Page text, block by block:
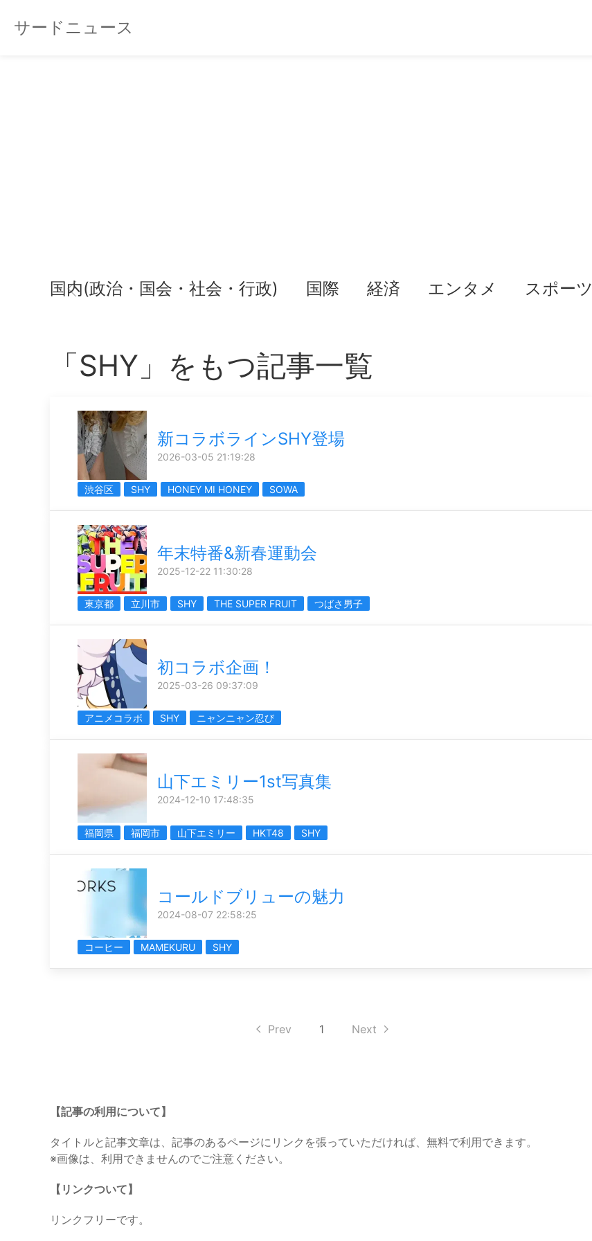
サードニュース
国内(政治・国会・社会・行政) 国際 経済 エンタメ スポーツ
「SHY」をもつ記事一覧
新コラボラインSHY登場
2026-03-05 21:19:28
渋谷区 SHY HONEY MI HONEY SOWA
年末特番&新春運動会
2025-12-22 11:30:28
東京都 立川市 SHY THE SUPER FRUIT つばさ男子
初コラボ企画！
2025-03-26 09:37:09
アニメコラボ SHY ニャンニャン忍び
山下エミリー1st写真集
2024-12-10 17:48:35
福岡県 福岡市 山下エミリー HKT48 SHY
コールドブリューの魅力
2024-08-07 22:58:25
コーヒー MAMEKURU SHY
Prev 1 Next
【記事の利用について】
タイトルと記事文章は、記事のあるページにリンクを張っていただければ、無料で利用できます。
※画像は、利用できませんのでご注意ください。
【リンクついて】
リンクフリーです。